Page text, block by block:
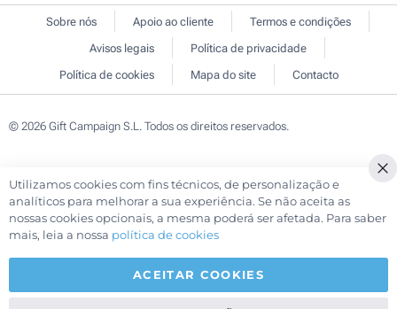
Sobre nós Apoio ao cliente
Termos e condições
Avisos legais
Política de privacidade
Política de cookies
Mapa do site Contacto
© 2026 Gift Campaign S.L. Todos os direitos reservados.
Utilizamos cookies com fins técnicos, de personalização e
analíticos para melhorar a sua experiência. Se não aceita as
nossas cookies opcionais, a mesma poderá ser afetada. Para saber
mais, leia a nossa política de cookies
ACEITAR COOKIES